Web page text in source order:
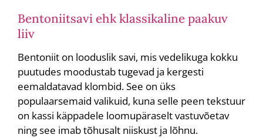
Bentoniitsavi ehk klassikaline paakuv
liiv
Bentoniit on looduslik savi, mis vedelikuga kokku
puutudes moodustab tugevad ja kergesti
eemaldatavad klombid. See on üks
populaarsemaid valikuid, kuna selle peen tekstuur
on kassi käppadele loomupäraselt vastuvõetav
ning see imab tõhusalt niiskust ja lõhnu.